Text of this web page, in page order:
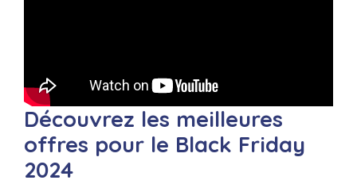
Découvrez les meilleures
offres pour le Black Friday
2024